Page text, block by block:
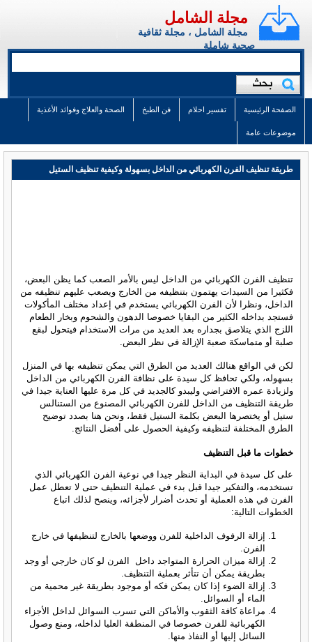
مجلة الشامل
مجلة الشامل ، مجلة ثقافية
صحية شاملة
الصفحة الرئيسية تفسير احلام فن الطبخ الصحة والعلاج وفوائد الأغذية
موضوعات عامة
طريقة تنظيف الفرن الكهربائي من الداخل بسهولة وكيفية تنظيف الستيل
تنظيف الفرن الكهربائي من الداخل ليس بالأمر الصعب كما يظن البعض،
فكثيرا من السيدات يهتمون بتنظيفه من الخارج ويصعب عليهم تنظيفه من
الداخل، ونظرا لأن الفرن الكهربائي يستخدم في إعداد مختلف المأكولات
فستجد بداخله الكثير من البقايا خصوصا الدهون والشحوم وبخار الطعام
اللزج الذي يتلاصق بجداره بعد العديد من مرات الاستخدام فيتحول لبقع
صلبة أو متماسكة صعبة الإزالة في نظر البعض.
لكن في الواقع هنالك العديد من الطرق التي يمكن تنظيفه بها في المنزل
بسهوله، ولكي تحافظ كل سيدة على نظافة الفرن الكهربائي من الداخل
ولزيادة عمره الافتراضي وليبدو كالجديد في كل مرة عليها العناية جيدا في
طريقة التنظيف من الداخل للفرن الكهربائي المصنوع من الستنالس
ستيل أو يختصرها البعض بكلمة الستيل فقط، ونحن هنا بصدد توضيح
الطرق المختلفة لتنظيفه وكيفية الحصول على أفضل النتائج.
خطوات ما قبل التنظيف
على كل سيدة في البداية النظر جيدا في نوعية الفرن الكهربائي الذي
تستخدمه، والتفكير جيدا قبل بدء في عملية التنظيف حتى لا تعطل عمل
الفرن في هذه العملية أو تحدث أضرار لأجزائه، وينصح لذلك اتباع
الخطوات التالية:
إزالة الرفوف الداخلية للفرن ووضعها بالخارج لتنظيفها في خارج
الفرن.
إزالة ميزان الحرارة المتواجد داخل الفرن لو كان خارجي أو وجد
بطريقة يمكن أن تتأثر بعملية التنظيف.
إزالة الضوء إذا كان يمكن فكه أو موجود بطريقة غير محمية من
الماء أو السوائل.
مراعاة كافة الثقوب والأماكن التي تسرب السوائل لداخل الأجزاء
الكهربائية للفرن خصوصا في المنطقة العليا لداخله، ومنع وصول
السائل إليها أو النفاذ منها.